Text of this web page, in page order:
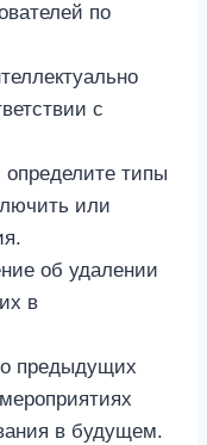
по
с
типы
или
об удалении
в
предыдущих
в будущем.